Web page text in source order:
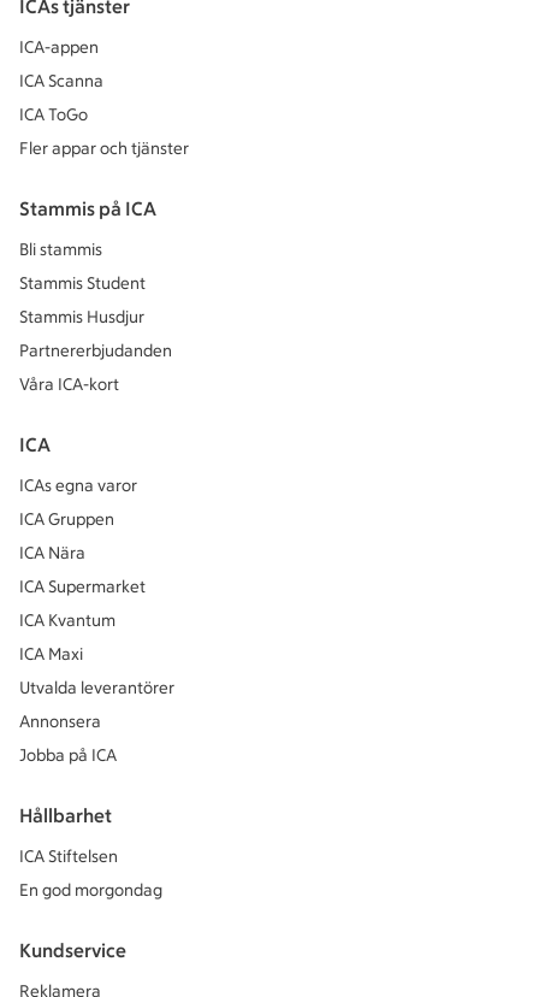
ICAs tjänster
ICA-appen
ICA Scanna
ICA ToGo
Fler appar och tjänster
Stammis på ICA
Bli stammis
Stammis Student
Stammis Husdjur
Partnererbjudanden
Våra ICA-kort
ICA
ICAs egna varor
ICA Gruppen
ICA Nära
ICA Supermarket
ICA Kvantum
ICA Maxi
Utvalda leverantörer
Annonsera
Jobba på ICA
Hållbarhet
ICA Stiftelsen
En god morgondag
Kundservice
Reklamera